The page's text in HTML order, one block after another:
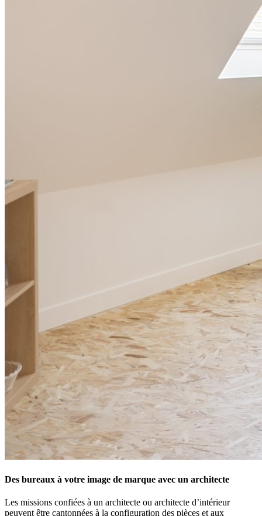
Des bureaux à votre image de marque avec un architecte
Les missions confiées à un architecte ou architecte d’intérieur
peuvent être cantonnées à la configuration des pièces et aux